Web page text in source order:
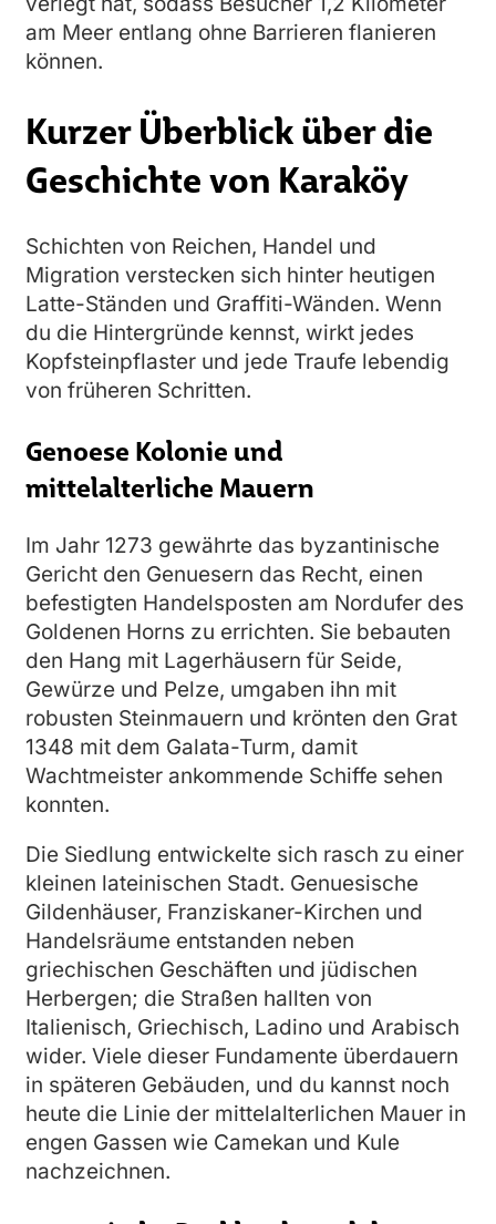
am Meer entlang ohne Barrieren flanieren
können.
Kurzer Überblick über die
Geschichte von Karaköy
Schichten von Reichen, Handel und
Migration verstecken sich hinter heutigen
Latte-Ständen und Graffiti-Wänden. Wenn
du die Hintergründe kennst, wirkt jedes
Kopfsteinpflaster und jede Traufe lebendig
von früheren Schritten.
Genoese Kolonie und
mittelalterliche Mauern
Im Jahr 1273 gewährte das byzantinische
Gericht den Genuesern das Recht, einen
befestigten Handelsposten am Nordufer des
Goldenen Horns zu errichten. Sie bebauten
den Hang mit Lagerhäusern für Seide,
Gewürze und Pelze, umgaben ihn mit
robusten Steinmauern und krönten den Grat
1348 mit dem Galata-Turm, damit
Wachtmeister ankommende Schiffe sehen
konnten.
Die Siedlung entwickelte sich rasch zu einer
kleinen lateinischen Stadt. Genuesische
Gildenhäuser, Franziskaner-Kirchen und
Handelsräume entstanden neben
griechischen Geschäften und jüdischen
Herbergen; die Straßen hallten von
Italienisch, Griechisch, Ladino und Arabisch
wider. Viele dieser Fundamente überdauern
in späteren Gebäuden, und du kannst noch
heute die Linie der mittelalterlichen Mauer in
engen Gassen wie Camekan und Kule
nachzeichnen.